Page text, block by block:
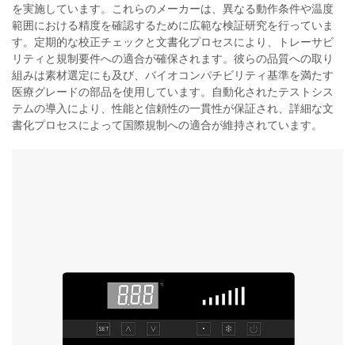
を実施しています。これらのメーカーは、異なる動作条件や温度
範囲における精度を確認するために広範な検証研究を行っていま
す。定期的な校正チェックと文書化プロセスにより、トレーサビ
リティと規制要件への適合が確保されます。彼らの品質への取り
組みは素材選定にも及び、バイオコンパチビリティ基準を満たす
医療グレードの部品を使用しています。自動化されたテストシス
テムの導入により、性能と信頼性の一貫性が保証され、詳細な文
書化プロセスによって国際規制への適合が維持されています。